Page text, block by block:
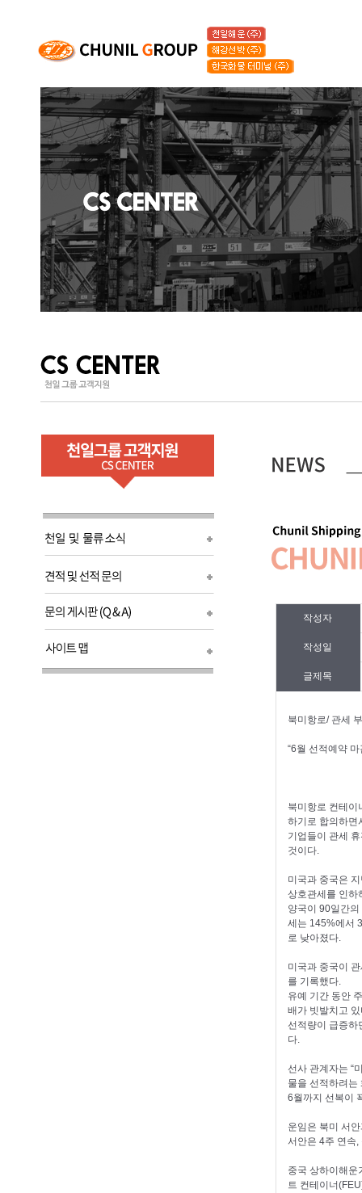
작성자
작성일
글제목
북미항로/ 관세
“6월 선적예약
북미항로 컨테이
하기로 합의하면
기업들이 관세
것이다.
미국과 중국은
상호관세를 인하
양국이 90일간
세는 145%에서
로 낮아졌다.
미국과 중국이
를 기록했다.
유예 기간 동안
배가 빗발치고
선적량이 급증하
다.
선사 관계자는 “
물을 선적하려는
6월까지 선복이
운임은 북미 서
서안은 4주 연속
중국 상하이해운
트 컨테이너